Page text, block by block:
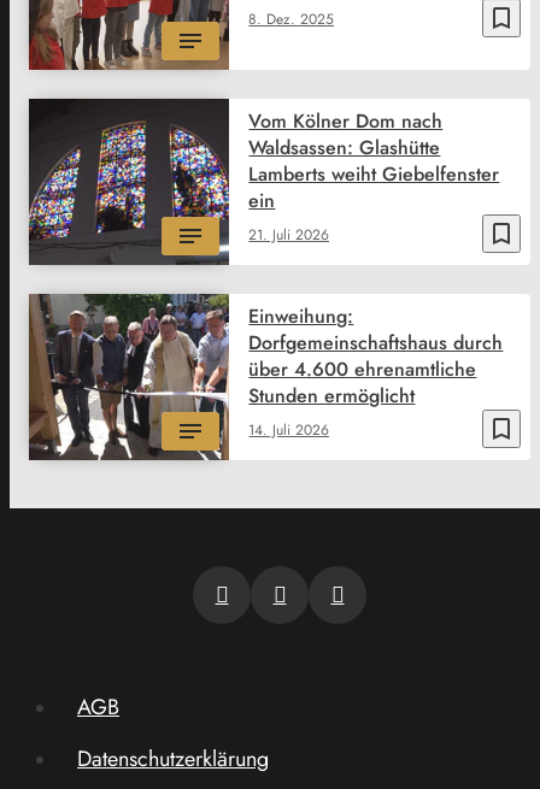
bookmark_border
8. Dez. 2025
bookmark_border
21. Juli 2026
Vom Kölner Dom nach
Waldsassen: Glashütte
Lamberts weiht Giebelfenster
ein
bookmark_border
14. Juli 2026
Einweihung:
Dorfgemeinschaftshaus durch
über 4.600 ehrenamtliche
Stunden ermöglicht
AGB
Datenschutzerklärung